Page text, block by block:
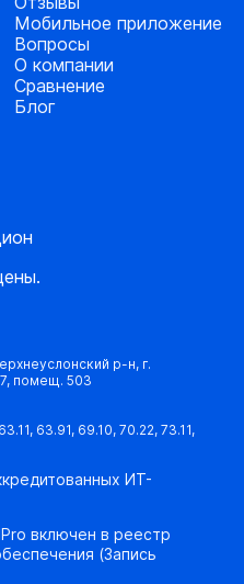
Мобильное приложение
Вопросы
О компании
Сравнение
Блог
р-н, г.
7, помещ. 503
63.91, 69.10, 70.22, 73.11,
ИТ-
включен в реестр
(Запись